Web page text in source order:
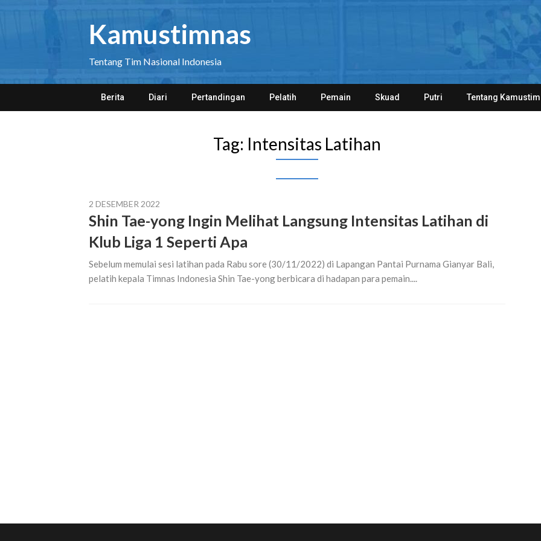
Kamustimnas
Tentang Tim Nasional Indonesia
Berita Diari Pertandingan Pelatih Pemain Skuad Putri Tentang
Tag: Intensitas Latihan
2 DESEMBER 2022
Shin Tae-yong Ingin Melihat Langsung Intensitas Latihan di
Klub Liga 1 Seperti Apa
Sebelum memulai sesi latihan pada Rabu sore (30/11/2022) di Lapangan Pantai Purnama Gianyar Bali,
pelatih kepala Timnas Indonesia Shin Tae-yong berbicara di hadapan para pemain....